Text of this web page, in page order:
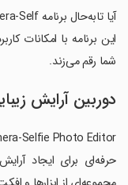
این برنامه با امکانات
شما رقم می‌زند.
دوربین آرایش
حرفه‌ای برای ایجاد